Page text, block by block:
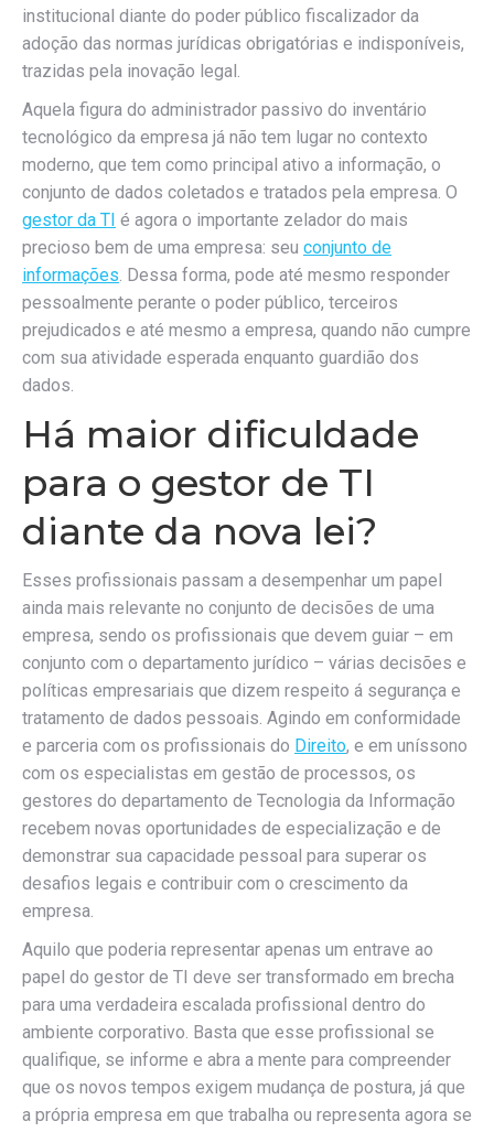
institucional diante do poder público fiscalizador da
adoção das normas jurídicas obrigatórias e indisponíveis,
trazidas pela inovação legal.
Aquela figura do administrador passivo do inventário
tecnológico da empresa já não tem lugar no contexto
moderno, que tem como principal ativo a informação, o
conjunto de dados coletados e tratados pela empresa. O
gestor da TI é agora o importante zelador do mais
precioso bem de uma empresa: seu conjunto de
informações. Dessa forma, pode até mesmo responder
pessoalmente perante o poder público, terceiros
prejudicados e até mesmo a empresa, quando não cumpre
com sua atividade esperada enquanto guardião dos
dados.
Há maior dificuldade
para o gestor de TI
diante da nova lei?
Esses profissionais passam a desempenhar um papel
ainda mais relevante no conjunto de decisões de uma
empresa, sendo os profissionais que devem guiar – em
conjunto com o departamento jurídico – várias decisões e
políticas empresariais que dizem respeito á segurança e
tratamento de dados pessoais. Agindo em conformidade
e parceria com os profissionais do Direito, e em uníssono
com os especialistas em gestão de processos, os
gestores do departamento de Tecnologia da Informação
recebem novas oportunidades de especialização e de
demonstrar sua capacidade pessoal para superar os
desafios legais e contribuir com o crescimento da
empresa.
Aquilo que poderia representar apenas um entrave ao
papel do gestor de TI deve ser transformado em brecha
para uma verdadeira escalada profissional dentro do
ambiente corporativo. Basta que esse profissional se
qualifique, se informe e abra a mente para compreender
que os novos tempos exigem mudança de postura, já que
a própria empresa em que trabalha ou representa agora se